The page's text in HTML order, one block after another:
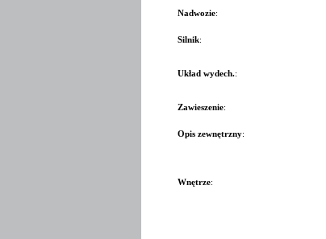
Nadwozie:
Silnik:
Układ wydech.:
Zawieszenie:
Opis zewnętrzny:
Wnętrze: